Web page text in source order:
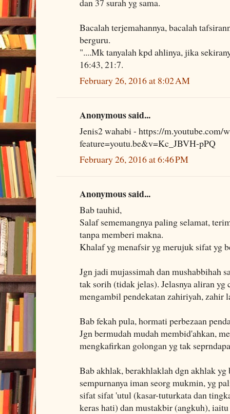
dan 37 surah yg sama.
Bacalah terjemahannya, bacalah
berguru.
"....Mk tanyalah kpd ahlinya, jika
16:43, 21:7.
February 26, 2016 at 8:02 AM
Anonymous said...
Jenis2 wahabi - https://m.youtube.com/
feature=youtu.be&v=Kc_JBVH-pPQ
February 26, 2016 at 6:46 PM
Anonymous said...
Bab tauhid,
Salaf sememangnya paling selamat,
tanpa memberi makna.
Khalaf yg menafsir yg merujuk sifat yg
Jgn jadi mujassimah dan mushabbihah
tak sorih (tidak jelas). Jelasnya aliran yg
mengambil pendekatan zahiriyah, zahir
Bab fekah pula, hormati perbezaan
Jgn bermudah mudah membid'ahkan,
mengkafirkan golongan yg tak
Bab akhlak, berakhlaklah dgn akhlak
sempurnanya iman seorg mukmin, yg
sifat sifat 'utul (kasar-tuturkata dan
keras hati) dan mustakbir (angkuh),